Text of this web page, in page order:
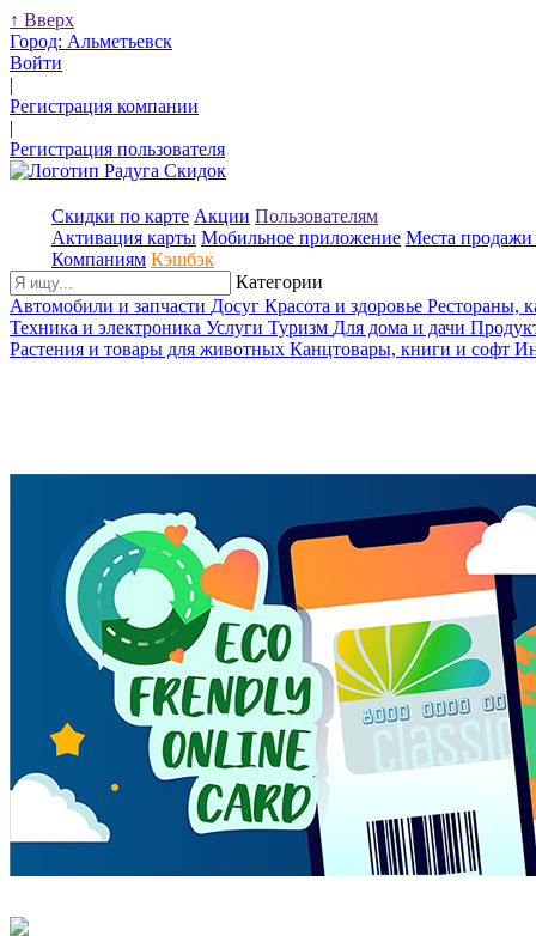
↑ Вверх
Город: Альметьевск
Войти
|
Регистрация компании
|
Регистрация пользователя
Скидки по карте Акции Пользователям
Активация карты Мобильное приложение Места продажи
Компаниям Кэшбэк
Категории
Автомобили и запчасти Досуг Красота и здоровье Рестораны,
Техника и электроника Услуги Туризм Для дома и дачи
Растения и товары для животных Канцтовары, книги и софт